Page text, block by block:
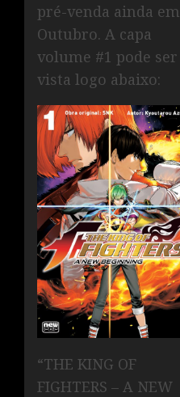
pré-venda ainda em
Outubro. A capa
volume #1 pode ser
vista logo abaixo:
“THE KING OF
FIGHTERS – A NEW